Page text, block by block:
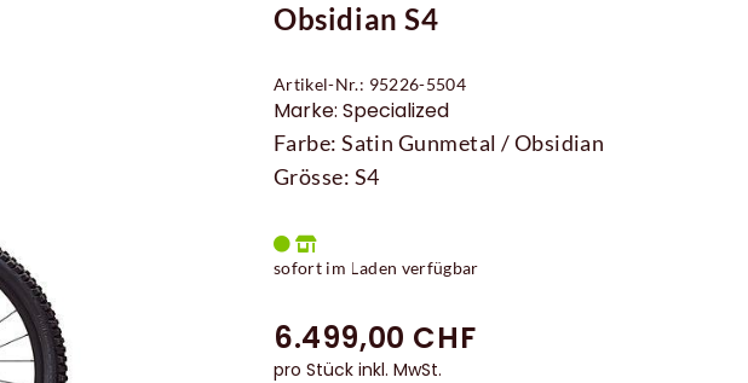
Obsidian S4
Artikel-Nr.: 95226-5504
Marke: Specialized
Farbe: Satin Gunmetal / Obsidian
Grösse: S4
sofort im Laden verfügbar
6.499,00 CHF
pro Stück inkl. MwSt.